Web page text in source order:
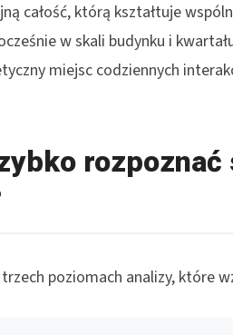
całość, którą kształtuje
w skali budynku i
miejsc codziennych
poziomach analizy, które